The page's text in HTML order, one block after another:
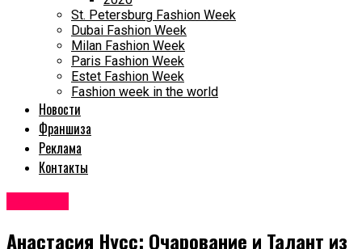
St. Petersburg Fashion Week
Dubai Fashion Week
Milan Fashion Week
Paris Fashion Week
Estet Fashion Week
Fashion week in the world
Новости
Франшиза
Реклама
Контакты
Анастасия Нусс: Очарование и Талант из